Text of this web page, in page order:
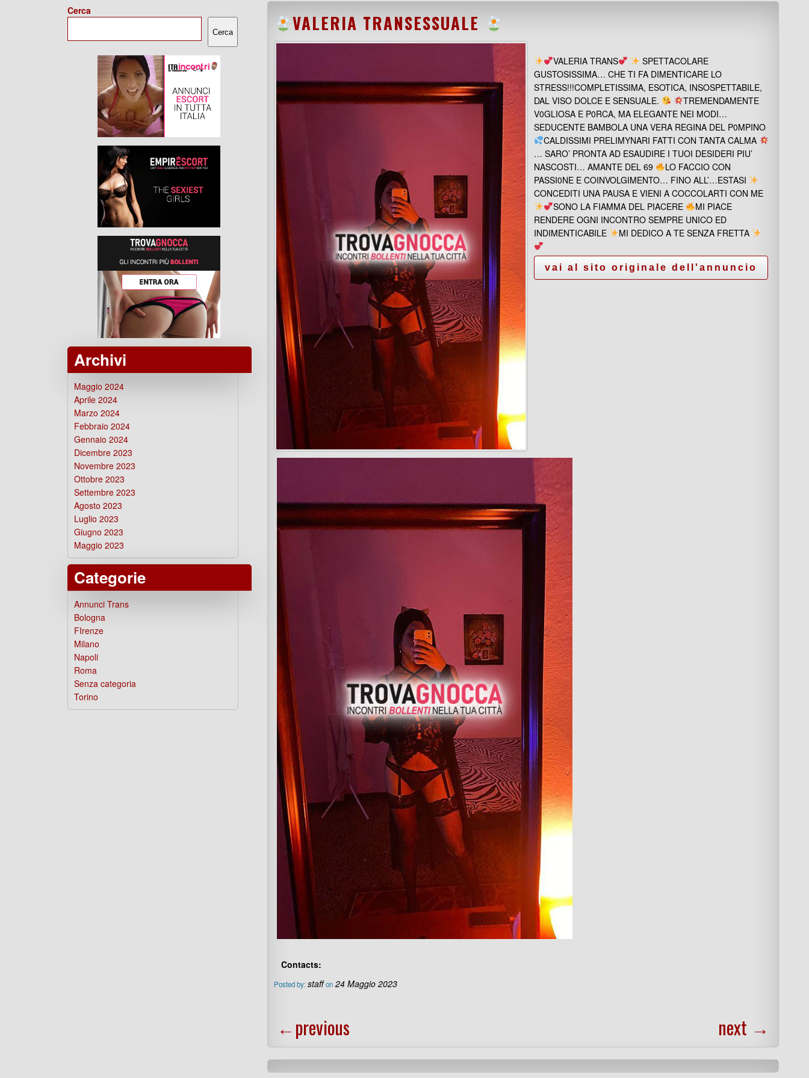
VALERIA TRANSESSUALE
VALERIA TRANS
SPETTACOLARE
GUSTOSISSIMA… CHE TI FA DIMENTICARE LO
STRESS!!!COMPLETISSIMA, ESOTICA, INSOSPETTABILE,
DAL VISO DOLCE E SENSUALE.
TREMENDAMENTE
V0GLIOSA E P0RCA, MA ELEGANTE NEI MODI…
SEDUCENTE BAMBOLA UNA VERA REGINA DEL P0MPINO
CALDISSIMI PRELIMYNARI FATTI CON TANTA CALMA
… SARO’ PRONTA AD ESAUDIRE I TUOI DESIDERI PIU’
NASCOSTI… AMANTE DEL 69
LO FACCIO CON
PASSI0NE E COINVOLGIMENTO… FINO ALL’…ESTASI
CONCEDITI UNA PAUSA E VIENI A COCCOLARTI CON ME
SONO LA FIAMMA DEL PIACERE
MI PIACE
RENDERE OGNI INCONTRO SEMPRE UNICO ED
INDIMENTICABILE
MI DEDICO A TE SENZA FRETTA
Contacts:
Posted by:staff on 24 Maggio 2023
←previous next →
Cerca
Cerca
Archivi
Maggio 2024
Aprile 2024
Marzo 2024
Febbraio 2024
Gennaio 2024
Dicembre 2023
Novembre 2023
Ottobre 2023
Settembre 2023
Agosto 2023
Luglio 2023
Giugno 2023
Maggio 2023
Categorie
Annunci Trans
Bologna
FIrenze
Milano
Napoli
Roma
Senza categoria
Torino